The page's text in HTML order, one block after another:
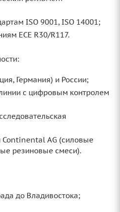
ISO 9001, ISO 14001;
ECE R30/R117.
Германия) и России;
с цифровым контролем
Continental AG (силовые
резиновые смеси).
до Владивостока;